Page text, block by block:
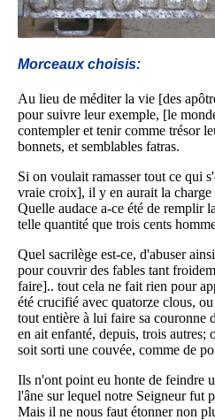
Morceaux choisis:
Au lieu de méditer la vie [des
pour suivre leur exemple, [le
contempler et tenir comme trésor
bonnets, et semblables fatras.
Si on voulait ramasser tout ce qui
vraie croix], il y en aurait la charge
Quelle audace a-ce été de remplir
telle quantité que trois cents
Quel sacrilège est-ce, d'abuser
pour couvrir des fables tant
faire].. tout cela ne fait rien pour
été crucifié avec quatorze clous,
tout entière à lui faire sa couronne
en ait enfanté, depuis, trois autres;
soit sorti une couvée, comme de
Ils n'ont point eu honte de feindre
l'âne sur lequel notre Seigneur fut
Mais il ne nous faut étonner non